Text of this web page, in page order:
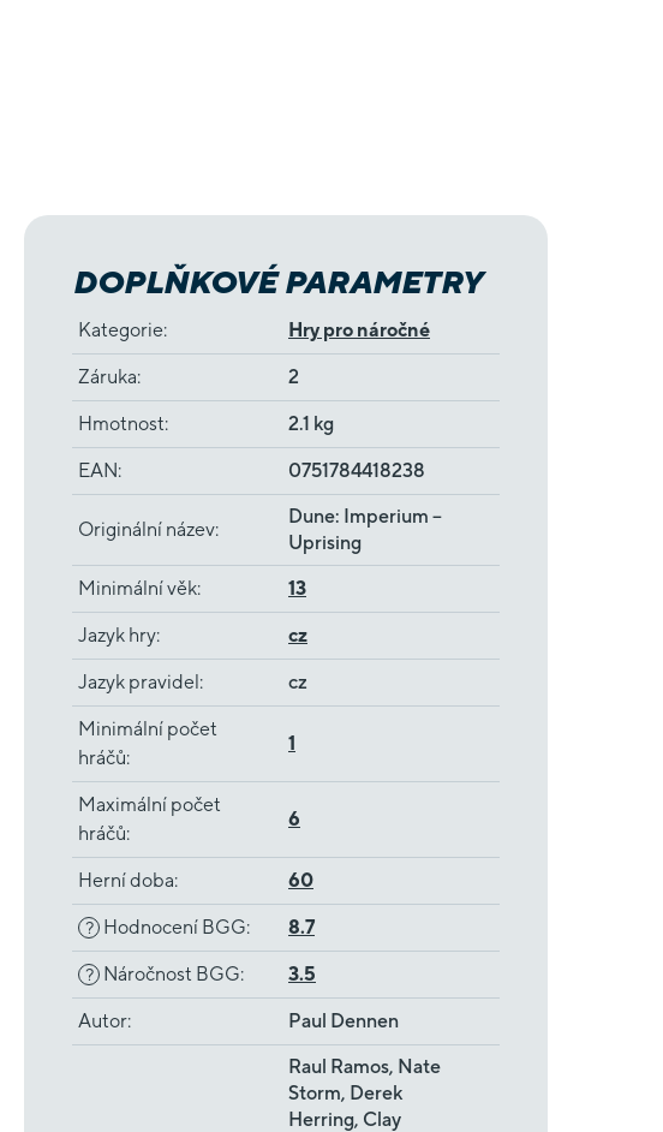
DOPLŇKOVÉ PARAMETRY
Kategorie: Hry pro náročné
Záruka: 2
Hmotnost: 2.1 kg
EAN: 0751784418238
Originální název:
Dune: Imperium –
Uprising
Minimální věk: 13
Jazyk hry: cz
Jazyk pravidel: cz
Minimální počet
hráčů:
1
Maximální počet
hráčů:
6
Herní doba: 60
? Hodnocení BGG: 8.7
? Náročnost BGG: 3.5
Autor: Paul Dennen
Raul Ramos, Nate
Storm, Derek
Herring, Clay